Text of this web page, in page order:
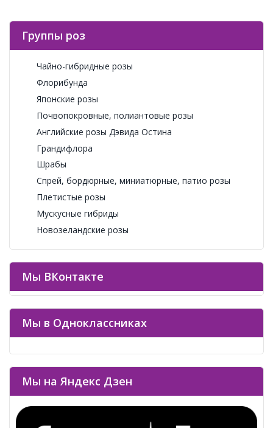
Группы роз
Чайно-гибридные розы
Флорибунда
Японские розы
Почвопокровные, полиантовые розы
Английские розы Дэвида Остина
Грандифлора
Шрабы
Спрей, бордюрные, миниатюрные, патио розы
Плетистые розы
Мускусные гибриды
Новозеландские розы
Мы ВКонтакте
Мы в Одноклассниках
Мы на Яндекс Дзен